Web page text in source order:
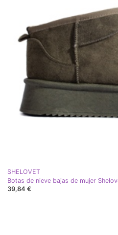
SHELOVET
Botas de nieve bajas de mujer
39,84 €